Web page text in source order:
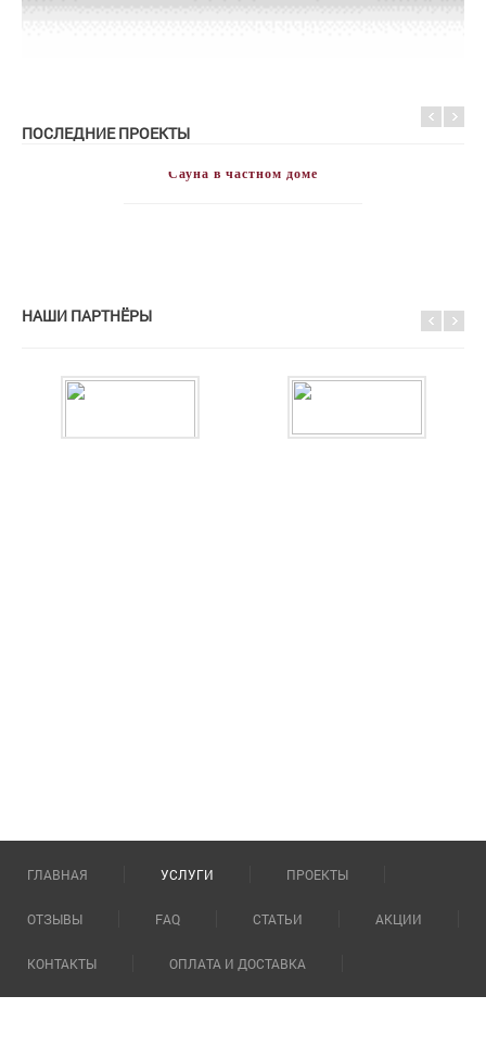
ПОСЛЕДНИЕ ПРОЕКТЫ
Сауна в частном доме
НАШИ ПАРТНЁРЫ
ГЛАВНАЯ УСЛУГИ ПРОЕКТЫ
ОТЗЫВЫ FAQ СТАТЬИ АКЦИИ
КОНТАКТЫ ОПЛАТА И ДОСТАВКА